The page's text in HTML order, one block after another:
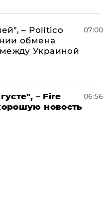
– Politico
обмена
Украиной
07:00
– Fire
новость
06:56